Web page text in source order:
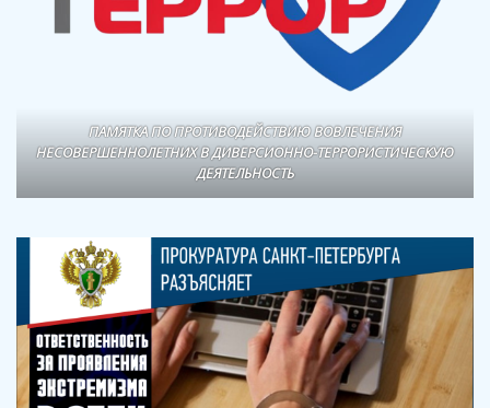
ПАМЯТКА ПО ПРОТИВОДЕЙСТВИЮ ВОВЛЕЧЕНИЯ
НЕСОВЕРШЕННОЛЕТНИХ В ДИВЕРСИОННО-ТЕРРОРИСТИЧЕСКУЮ
ДЕЯТЕЛЬНОСТЬ